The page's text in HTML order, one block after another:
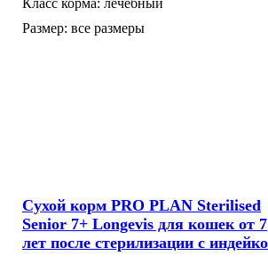
Размер: все размеры
Сухой корм PRO PLAN Sterilised
Senior 7+ Longevis для кошек от 7
лет после стерилизации с